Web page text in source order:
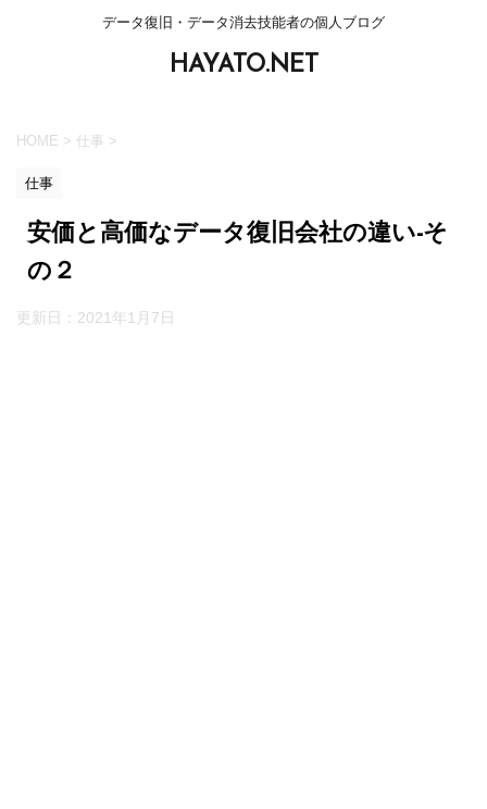
データ復旧・データ消去技能者の個人ブログ
HAYATO.NET
HOME > 仕事 >
仕事
安価と高価なデータ復旧会社の違い-そ
の２
更新日： 2021年1月7日